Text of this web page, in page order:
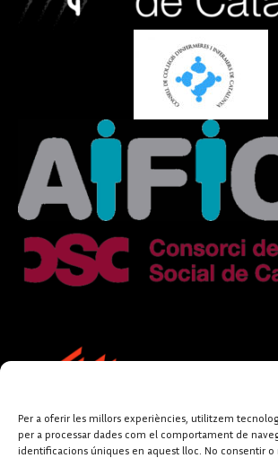
Per a oferir les millors experiències, utilitzem
per a processar dades com el comportament de
identificacions úniques en aquest lloc. No consentir o